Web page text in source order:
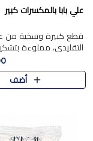
علي بابا بالمكسرات كبير
قطع كبيرة وسخية من
التقليدي، مملوءة
من المكسرات
أضف